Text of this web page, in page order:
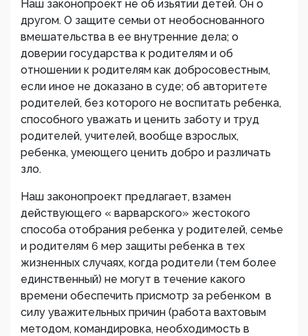
Наш законопроект не об изьятии детей. Он о
другом. О защите семьи от необоснованного
вмешательства в ее внутренние дела; о
доверии государства к родителям и об
отношении к родителям как добросовестным,
если иное не доказано в суде; об авторитете
родителей, без которого не воспитать ребенка,
способного уважать и ценить заботу и труд
родителей, учителей, вообще взрослых,
ребенка, умеющего ценить добро и различать
зло.
Наш законопроект предлагает, взамен
действующего « варварского» жестокого
способа отобрания ребенка у родителей, семье
и родителям 6 мер защиты ребенка в тех
жизненных случаях, когда родители (тем более
единственный) не могут в течение какого
времени обеспечить присмотр за ребенком в
силу уважительных причин (работа вахтовым
методом, командировка, необходимость в